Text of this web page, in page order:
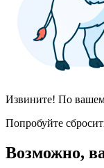
Извините! По
Попробуйте
Возможно,